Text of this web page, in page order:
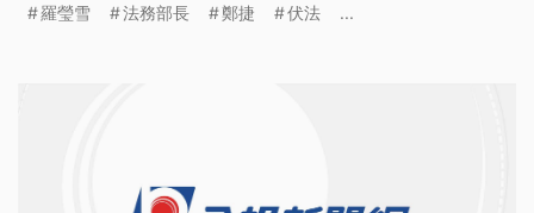
序正義。 犯下台北捷運4死22傷殺人案的鄭捷，昨晚
羅瑩雪 法務部長 鄭捷 伏法 ...